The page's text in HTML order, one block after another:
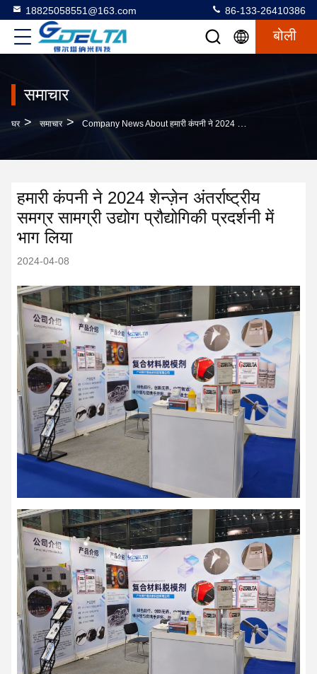
18825058551@163.com 86-133-26410386
बोली
समाचार
घर > समाचार > Company News About हमारी कंपनी ने 2024 शेन्ज़ेन अंतर्राष्ट्रीय समग्र सामग्री उद्योग प्रौद्योगिकी प्रदर्शनी में भाग लिया
हमारी कंपनी ने 2024 शेन्ज़ेन अंतर्राष्ट्रीय
समग्र सामग्री उद्योग प्रौद्योगिकी प्रदर्शनी में
भाग लिया
2024-04-08